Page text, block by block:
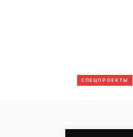
СПЕЦПРОЕКТЫ